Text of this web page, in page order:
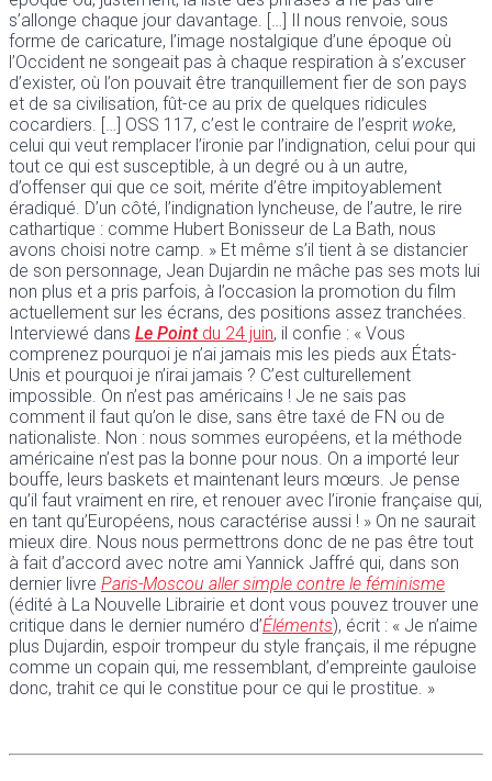
s’allonge chaque jour davantage. […] Il nous renvoie, sous
forme de caricature, l’image nostalgique d’une époque où
l’Occident ne songeait pas à chaque respiration à s’excuser
d’exister, où l’on pouvait être tranquillement fier de son pays
et de sa civilisation, fût-ce au prix de quelques ridicules
cocardiers. […] OSS 117, c’est le contraire de l’esprit woke,
celui qui veut remplacer l’ironie par l’indignation, celui pour qui
tout ce qui est susceptible, à un degré ou à un autre,
d’offenser qui que ce soit, mérite d’être impitoyablement
éradiqué. D’un côté, l’indignation lyncheuse, de l’autre, le rire
cathartique : comme Hubert Bonisseur de La Bath, nous
avons choisi notre camp. » Et même s’il tient à se distancier
de son personnage, Jean Dujardin ne mâche pas ses mots lui
non plus et a pris parfois, à l’occasion la promotion du film
actuellement sur les écrans, des positions assez tranchées.
Interviewé dans Le Pointdu 24 juin, il confie : « Vous
comprenez pourquoi je n’ai jamais mis les pieds aux États-
Unis et pourquoi je n’irai jamais ? C’est culturellement
impossible. On n’est pas américains ! Je ne sais pas
comment il faut qu’on le dise, sans être taxé de FN ou de
nationaliste. Non : nous sommes européens, et la méthode
américaine n’est pas la bonne pour nous. On a importé leur
bouffe, leurs baskets et maintenant leurs mœurs. Je pense
qu’il faut vraiment en rire, et renouer avec l’ironie française qui,
en tant qu’Européens, nous caractérise aussi ! » On ne saurait
mieux dire. Nous nous permettrons donc de ne pas être tout
à fait d’accord avec notre ami Yannick Jaffré qui, dans son
dernier livre Paris-Moscou aller simple contre le féminisme
(édité à La Nouvelle Librairie et dont vous pouvez trouver une
critique dans le dernier numéro d’Éléments), écrit : « Je n’aime
plus Dujardin, espoir trompeur du style français, il me répugne
comme un copain qui, me ressemblant, d’empreinte gauloise
donc, trahit ce qui le constitue pour ce qui le prostitue. »